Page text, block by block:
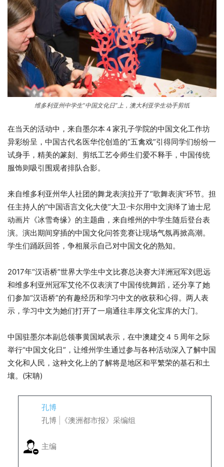
维多利亚州中学生“中国文化日”上，澳大利亚学生动手剪纸
在当天的活动中，来自墨尔本４家孔子学院的中国文化工作坊
异彩纷呈，中国古代名医华佗创造的“五禽戏”引得同学们纷纷一
试身手，精美的篆刻、剪纸工艺令师生们爱不释手，中国传统
服饰则吸引围观者排队合影。
来自维多利亚州华人社团的舞龙表演拉开了“歌舞表演”环节。担
任主持人的“中国语言文化大使”大卫·卡尔用中文演绎了迪士尼
动画片《冰雪奇缘》的主题曲，来自维州的中学生随后登台表
演。演出期间穿插的中国文化问答竞赛让现场气氛再掀高潮。
学生们踊跃回答，争相展示自己对中国文化的熟知。
2017年“汉语桥”世界大学生中文比赛总决赛大洋洲冠军刘思远
和维多利亚州冠军艾伦不仅表演了中国传统舞蹈，还分享了她
们参加“汉语桥”的有趣经历和学习中文的收获和心得。两人表
示，学习中文为她们打开了一扇通往丰厚文化宝库的大门。
中国驻墨尔本副总领事黄国斌表示，在中澳建交４５周年之际
举行“中国文化日”，让维州学生通过参与各种活动深入了解中国
文化和人民，这种文化上的了解将是地区和平繁荣的基石和土
壤。(宋聃)
孔博
孔博 |《澳洲都市报》采编组
主编